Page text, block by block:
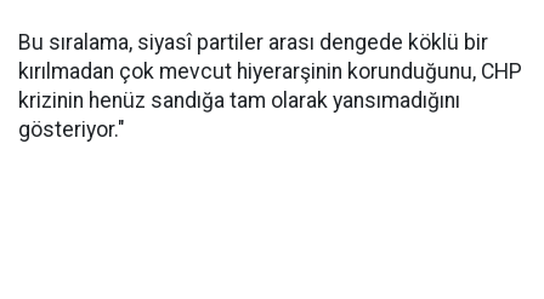
Bu sıralama, siyasî partiler arası dengede köklü bir
kırılmadan çok mevcut hiyerarşinin korunduğunu, CHP
krizinin henüz sandığa tam olarak yansımadığını
gösteriyor."